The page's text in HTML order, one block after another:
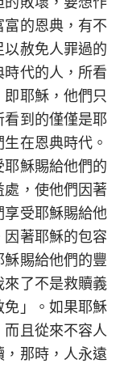
的恩典，有不
赦免人罪過的
代的人，所看
耶穌，他們只
到的僅僅是耶
在恩典時代。
穌賜給他們的
，使他們因著
享受耶穌賜給他
著耶穌的包容
賜給他們的豐
了不是救贖義
免」。如果耶穌
且從來不容人
那時，人永遠